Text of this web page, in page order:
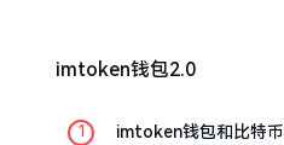
imtoken钱包2.0
imtoken钱包和比特